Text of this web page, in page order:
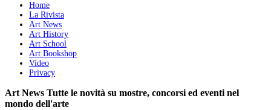
Home
La Rivista
Art News
Art History
Art School
Art Bookshop
Video
Privacy
Art News Tutte le novità su mostre, concorsi ed eventi nel
mondo dell'arte